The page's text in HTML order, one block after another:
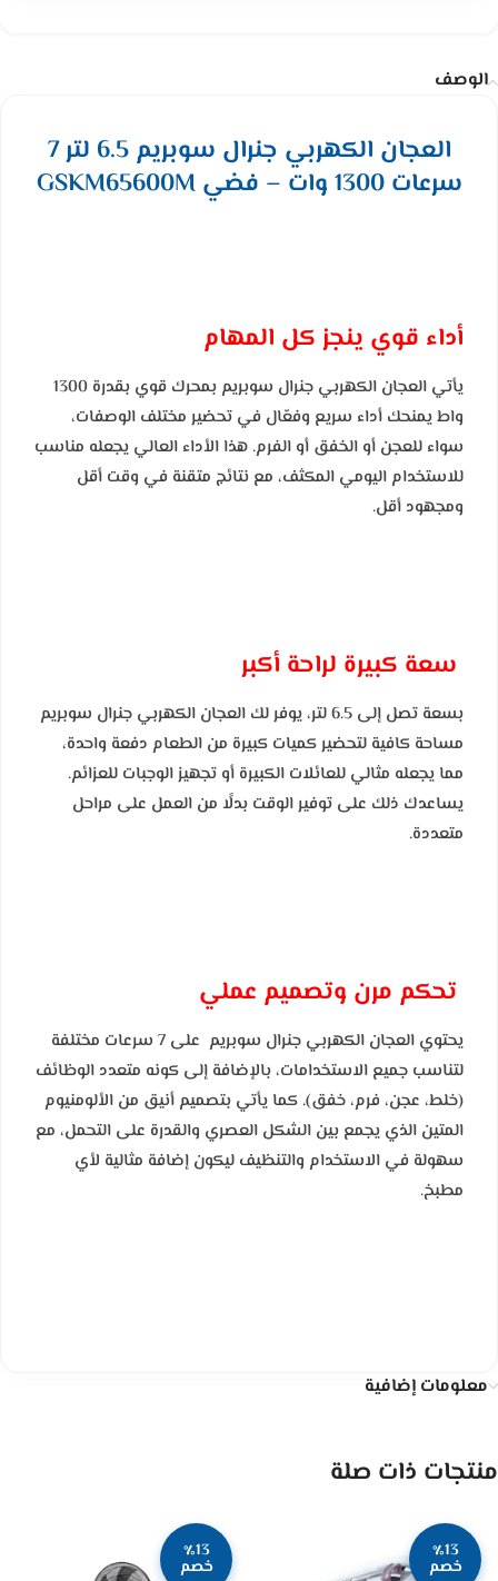
الوصف
العجان الكهربي جنرال سوبريم 6.5 لتر 7
سرعات 1300 وات – فضي GSKM65600M
أداء قوي ينجز كل المهام
يأتي العجان الكهربي جنرال سوبريم بمحرك قوي بقدرة 1300
واط يمنحك أداء سريع وفعّال في تحضير مختلف الوصفات،
سواء للعجن أو الخفق أو الفرم. هذا الأداء العالي يجعله مناسب
للاستخدام اليومي المكثف، مع نتائج متقنة في وقت أقل
ومجهود أقل.
سعة كبيرة لراحة أكبر
بسعة تصل إلى 6.5 لتر، يوفر لك العجان الكهربي جنرال سوبريم
مساحة كافية لتحضير كميات كبيرة من الطعام دفعة واحدة،
مما يجعله مثالي للعائلات الكبيرة أو تجهيز الوجبات للعزائم.
يساعدك ذلك على توفير الوقت بدلًا من العمل على مراحل
متعددة.
تحكم مرن وتصميم عملي
يحتوي العجان الكهربي جنرال سوبريم على 7 سرعات مختلفة
لتناسب جميع الاستخدامات، بالإضافة إلى كونه متعدد الوظائف
(خلط، عجن، فرم، خفق). كما يأتي بتصميم أنيق من الألومنيوم
المتين الذي يجمع بين الشكل العصري والقدرة على التحمل، مع
سهولة في الاستخدام والتنظيف ليكون إضافة مثالية لأي
مطبخ.
معلومات إضافية
منتجات ذات صلة
٪13
خصم
٪13
خصم